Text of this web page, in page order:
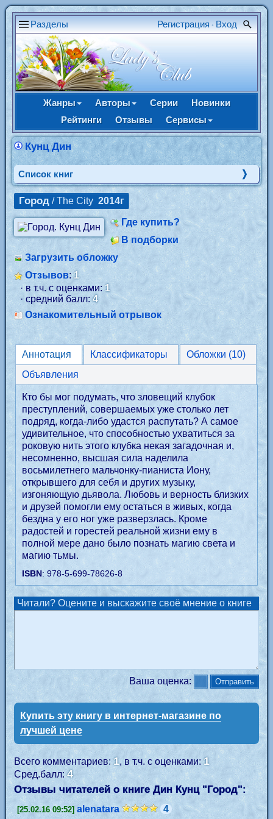
Разделы Регистрация • Вход
Жанры Авторы Серии
Новинки
Рейтинги
Отзывы Сервисы
Кунц Дин
Cписок книг
Город / The City 2014г
Где купить?
В подборки
Загрузить обложку
Отзывов:1
· в т.ч. с оценками: 1
· средний балл:4
Ознакомительный отрывок
Аннотация Классификаторы
Обложки (10)
Объявления
Кто бы мог подумать, что зловещий клубок
преступлений, совершаемых уже столько лет
подряд, когда-либо удастся распутать? А самое
удивительное, что способностью ухватиться за
роковую нить этого клубка некая загадочная и,
несомненно, высшая сила наделила
восьмилетнего мальчонку-пианиста Иону,
открывшего для себя и других музыку,
изгоняющую дьявола. Любовь и верность близких
и друзей помогли ему остаться в живых, когда
бездна у его ног уже разверзлась. Кроме
радостей и горестей реальной жизни ему в
полной мере дано было познать магию света и
магию тьмы.
ISBN: 978-5-699-78626-8
Читали? Оцените и выскажите своё мнение о книге
Ваша оценка:
Купить эту книгу в интернет-магазине по
лучшей цене
Всего комментариев: 1, в т.ч. с оценками:1
Сред.балл:4
Отзывы читателей о книге Дин Кунц "Город":
[25.02.16 09:52] alenatara 4